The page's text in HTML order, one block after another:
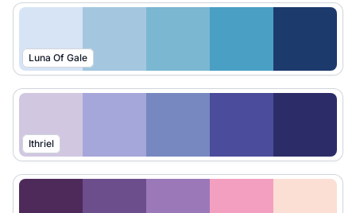
Luna Of Gale
Ithriel